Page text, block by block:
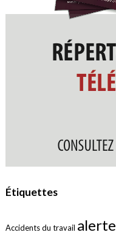
Étiquettes
Accidents du travail alerte